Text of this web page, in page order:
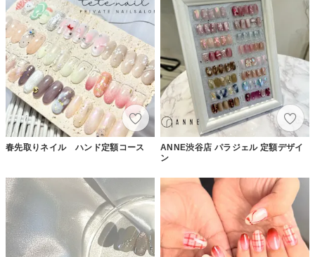
春先取りネイル ハンド定額コース
ANNE渋谷店 パラジェル 定額デザイ
ン